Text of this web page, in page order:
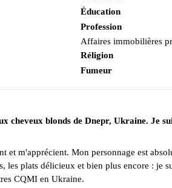
Éducation
Profession
Affaires immobilières
Réligion
Fumeur
cheveux blonds de Dnepr, Ukraine. Je
et m'apprécient. Mon personnage est
les plats délicieux et bien plus encore : je
CQMI en Ukraine.